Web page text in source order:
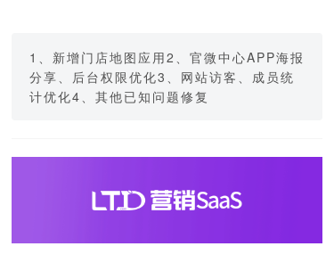
1、新增门店地图应用2、官微中心APP海报
分享、后台权限优化3、网站访客、成员统
计优化4、其他已知问题修复